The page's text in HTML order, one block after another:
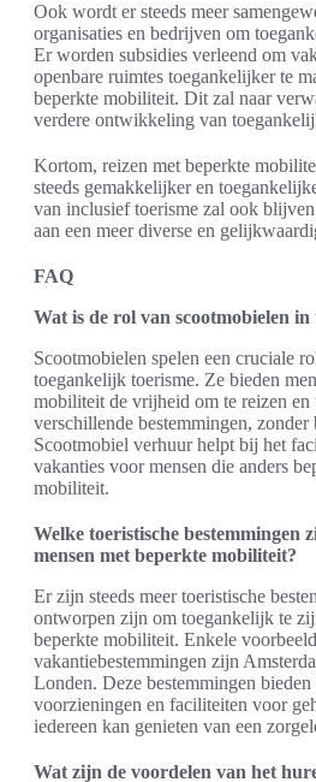
Ook wordt er steeds meer
organisaties en bedrijven om
Er worden subsidies verleend om
openbare ruimtes toegankelijker te
beperkte mobiliteit. Dit zal naar
verdere ontwikkeling van
Kortom, reizen met beperkte
steeds gemakkelijker en
van inclusief toerisme zal ook
aan een meer diverse en
FAQ
Wat is de rol van scootmobielen
Scootmobielen spelen een cruciale
toegankelijk toerisme. Ze bieden
mobiliteit de vrijheid om te reizen en
verschillende bestemmingen, zonder
Scootmobiel verhuur helpt bij het
vakanties voor mensen die anders
mobiliteit.
Welke toeristische bestemmingen
mensen met beperkte mobiliteit?
Er zijn steeds meer toeristische
ontworpen zijn om toegankelijk te
beperkte mobiliteit. Enkele
vakantiebestemmingen zijn
Londen. Deze bestemmingen
voorzieningen en faciliteiten voor
iedereen kan genieten van een
Wat zijn de voordelen van het